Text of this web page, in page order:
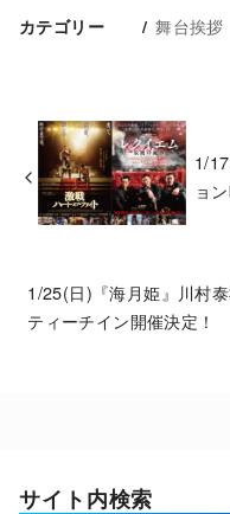
カテゴリー 舞台挨拶
1/
ョ
1/25(日)『海月姫』川村
ティーチイン開催決定！
サイト内検索